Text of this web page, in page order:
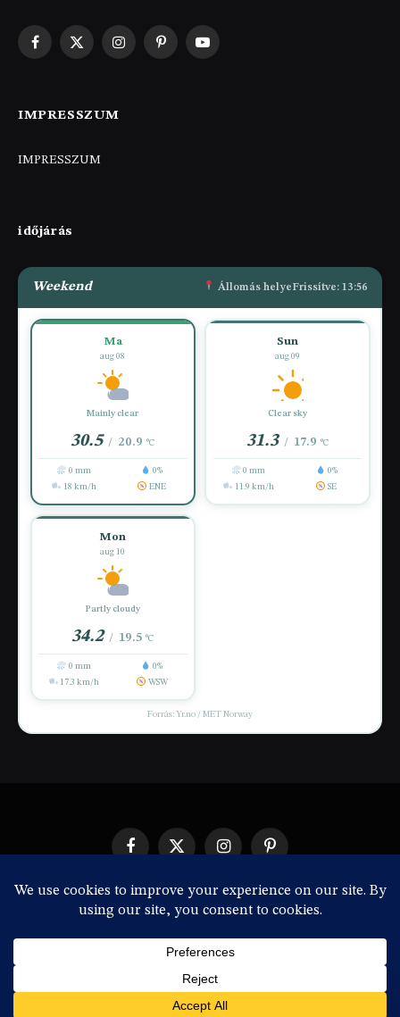
Facebook
X
InstagramPinterestYouTube
IMPRESSZUM
IMPRESSZUM
időjárás
Weekend Állomás helyeFrissítve: 13:56
Ma
aug 08
Mainly clear
30.5 / 20.9 °C
0 mm
0%
18 km/h
ENE
Sun
aug 09
Clear sky
31.3 / 17.9 °C
0 mm
0%
11.9 km/h
SE
Mon
aug 10
Partly cloudy
34.2 / 19.5 °C
0 mm
0%
17.3 km/h
WSW
Forrás: Yr.no / MET Norway
FacebookX
InstagramPinterest
IMPRESSZUM
© 2026 ThemeSphere. Designed by